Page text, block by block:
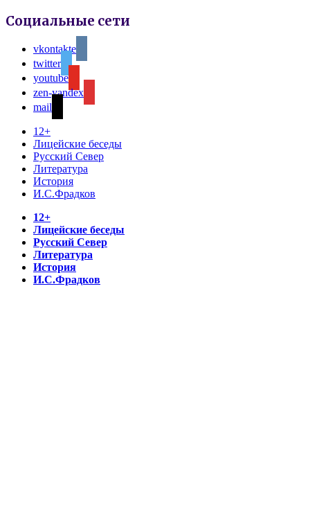
Социальные сети
vkontakte
twitter
youtube
zen-yandex
mail
12+
Лицейские беседы
Русский Север
Литература
История
И.С.Фрадков
12+
Лицейские беседы
Русский Север
Литература
История
И.С.Фрадков